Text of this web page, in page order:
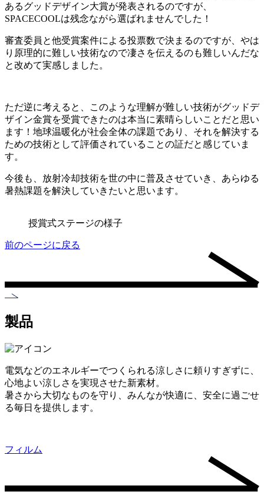
あるグッドデザイン大賞が発表されるのですが、
SPACECOOLは残念ながら選ばれませんでした！
審査委員と他受賞案件による投票数で決まるのですが、やは
り原理的に難しい技術なので凄さを伝えるのも難しいんだな
と改めて実感しました。
ただ逆に考えると、このような理解が難しい技術がグッドデ
ザイン金賞を受賞できたのは本当に素晴らしいことだと思い
ます！地球温暖化が社会全体の課題であり、それを解決する
ための技術として評価されていることの証だと感じていま
す。
今後も、放射冷却技術を世の中に普及させていき、あらゆる
暑熱課題を解決していきたいと思います。
授賞式ステージの様子
前のページに戻る
製品
電気などのエネルギーでつくられる涼しさに頼りすぎずに、
心地よい涼しさを実現させた新素材。
暑さから大切なものを守り、みんなが快適に、安全に過ごせ
る毎日を提供します。
フィルム